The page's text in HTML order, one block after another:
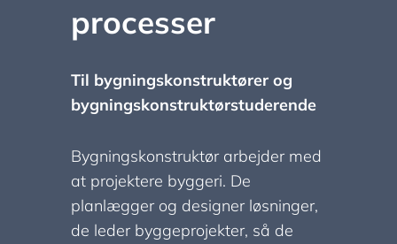
processer
Til bygningskonstruktører og
bygningskonstruktørstuderende
Bygningskonstruktør arbejder med
at projektere byggeri. De
planlægger og designer løsninger,
de leder byggeprojekter, så de